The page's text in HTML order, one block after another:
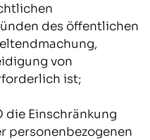
des öffentlichen
von
ist;
die Einschränkung
personenbezogenen